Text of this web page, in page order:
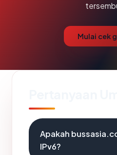
Mulai cek
Apakah
IPv6?